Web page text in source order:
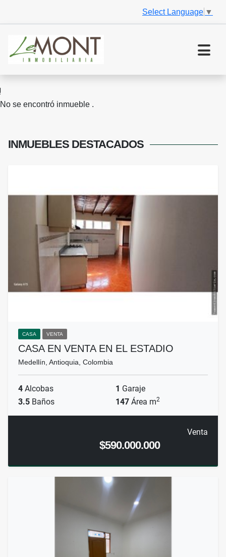
Select Language ▼
No se encontró inmueble .
INMUEBLES DESTACADOS
CASA VENTA
CASA EN VENTA EN EL ESTADIO
Medellín, Antioquia, Colombia
4 Alcobas 1 Garaje
3.5 Baños 147 Área m2
Venta
$590.000.000